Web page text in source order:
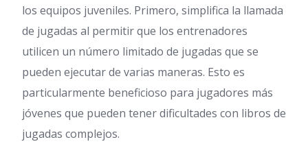
los equipos juveniles. Primero, simplifica la llamada
de jugadas al permitir que los entrenadores
utilicen un número limitado de jugadas que se
pueden ejecutar de varias maneras. Esto es
particularmente beneficioso para jugadores más
jóvenes que pueden tener dificultades con libros de
jugadas complejos.